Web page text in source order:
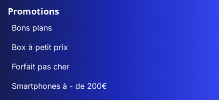
Promotions
Bons plans
Box à petit prix
Forfait pas cher
Smartphones à - de 200€